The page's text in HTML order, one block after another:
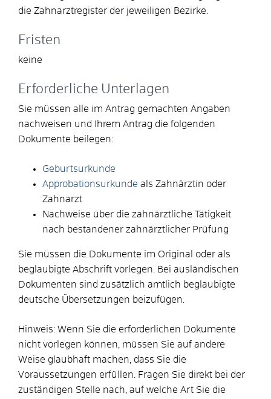
die Zahnarztregister der jeweiligen Bezirke.
Fristen
keine
Erforderliche Unterlagen
Sie müssen alle im Antrag gemachten Angaben
nachweisen und Ihrem Antrag die folgenden
Dokumente beilegen:
Geburtsurkunde
Approbationsurkunde als Zahnärztin oder
Zahnarzt
Nachweise über die zahnärztliche Tätigkeit
nach bestandener zahnärztlicher Prüfung
Sie müssen die Dokumente im Original oder als
beglaubigte Abschrift vorlegen. Bei ausländischen
Dokumenten sind zusätzlich amtlich beglaubigte
deutsche Übersetzungen beizufügen.
Hinweis: Wenn Sie die erforderlichen Dokumente
nicht vorlegen können, müssen Sie auf andere
Weise glaubhaft machen, dass Sie die
Voraussetzungen erfüllen. Fragen Sie direkt bei der
zuständigen Stelle nach, auf welche Art Sie die